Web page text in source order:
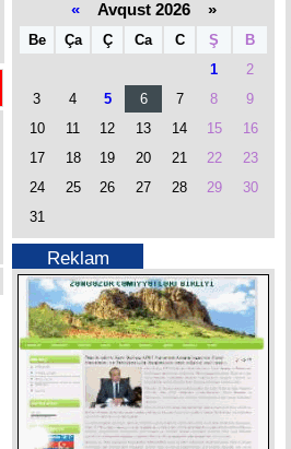
«Avqust 2026 »
Be Ça Ç Ca C Ş
B
1
2
3
4 5 6 7 8
9
10
11 12 13 14 15
16
17
18 19 20 21 22
23
24
25 26 27 28 29
30
31
Reklam